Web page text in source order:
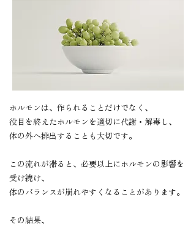
ホルモンは、作られることだけでなく、
役目を終えたホルモンを適切に代謝・解毒し、
体の外へ排出することも大切です。
この流れが滞ると、必要以上にホルモンの影響を
受け続け、
体のバランスが崩れやすくなることがあります。
その結果、